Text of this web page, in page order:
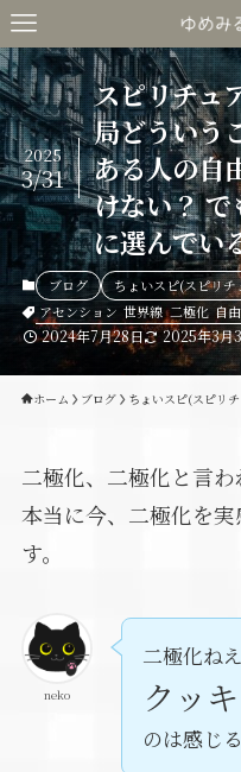
スピリチュ
局どういう
ある人の自
けない？
に選んでい
2025
3/31
ブログ ちょいスピ(スピリチ
アセンション 世界線 二極化 自
2024年7月28日 2025年3月
ホーム ブログ ちょいスピ(スピリ
二極化、二極化と言わ
本当に今、二極化を
す。
neko
二極化ね
クッ
のは感じ